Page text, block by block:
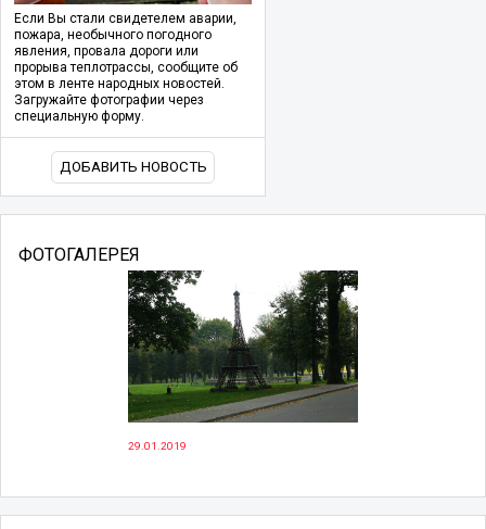
Если Вы стали свидетелем аварии,
пожара, необычного погодного
явления, провала дороги или
прорыва теплотрассы, сообщите об
этом в ленте народных новостей.
Загружайте фотографии через
специальную форму.
ДОБАВИТЬ НОВОСТЬ
ФОТОГАЛЕРЕЯ
29.01.2019